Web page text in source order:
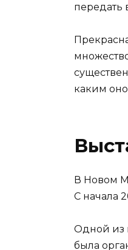
передать
каким оно
В Новом
С начала
Одной из
была